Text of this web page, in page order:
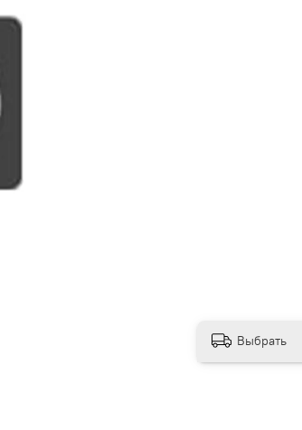
Выбрать